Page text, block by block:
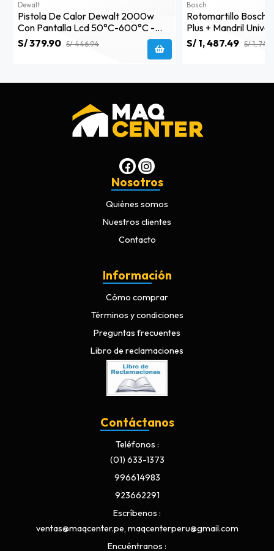
Dewalt
Pistola De Calor Dewalt 2000w
Con Pantalla Lcd 50°c-600°c -
D26414-B2
S/ 379.90 S/ 446.94
Bosch
Rotomartillo Bosch
Plus + Mandril
0611.923.1e1
S/ 1, 487.49 S/ 1,
Nosotros
Quiénes somos
Nuestros clientes
Contacto
Información
Cómo comprar
Términos y condiciones
Preguntas frecuentes
Libro de reclamaciones
Contáctanos
Teléfonos
(01) 633-1373
996614983
923662291
Escríbenos
ventas@maqcenter.pe, maqcenterperu@gmail.com
Encuéntranos